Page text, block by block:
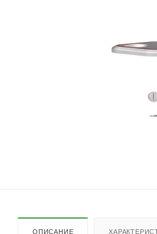
ОПИСАНИЕ